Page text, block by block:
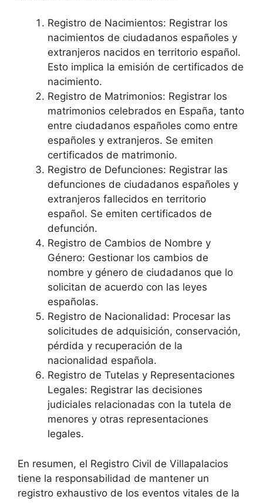
Registro de Nacimientos: Registrar los
nacimientos de ciudadanos españoles y
extranjeros nacidos en territorio español.
Esto implica la emisión de certificados de
nacimiento.
Registro de Matrimonios: Registrar los
matrimonios celebrados en España, tanto
entre ciudadanos españoles como entre
españoles y extranjeros. Se emiten
certificados de matrimonio.
Registro de Defunciones: Registrar las
defunciones de ciudadanos españoles y
extranjeros fallecidos en territorio
español. Se emiten certificados de
defunción.
Registro de Cambios de Nombre y
Género: Gestionar los cambios de
nombre y género de ciudadanos que lo
solicitan de acuerdo con las leyes
españolas.
Registro de Nacionalidad: Procesar las
solicitudes de adquisición, conservación,
pérdida y recuperación de la
nacionalidad española.
Registro de Tutelas y Representaciones
Legales: Registrar las decisiones
judiciales relacionadas con la tutela de
menores y otras representaciones
legales.
En resumen, el Registro Civil de Villapalacios
tiene la responsabilidad de mantener un
registro exhaustivo de los eventos vitales de la